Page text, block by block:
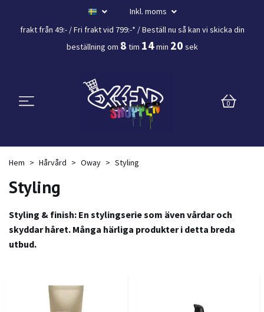
Inkl. moms
frakt från 49:- /Fri frakt vid 799:-* / Beställ nu så kan vi skicka din
beställning om 8 tim 14min 19 sek
0
Hem Hårvård Oway Styling
Styling
Styling & finish: En stylingserie som även vårdar och
skyddar håret. Många härliga produkter i detta breda
utbud.